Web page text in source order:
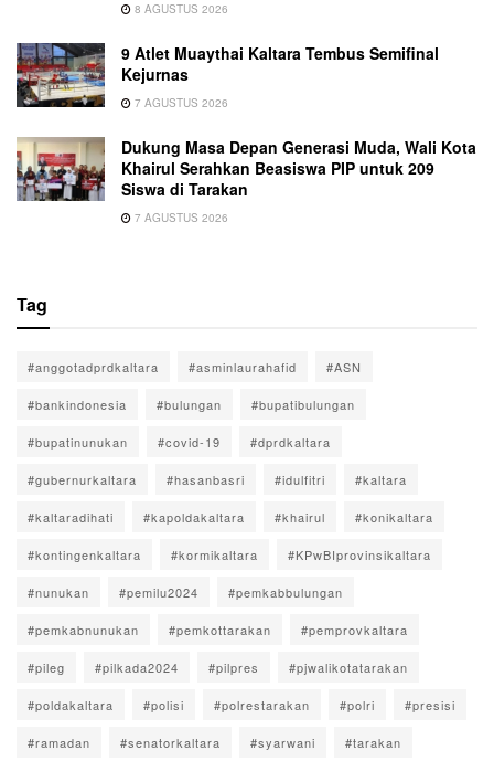
8 AGUSTUS 2026
9 Atlet Muaythai Kaltara Tembus Semifinal
Kejurnas
7 AGUSTUS 2026
Dukung Masa Depan Generasi Muda, Wali Kota
Khairul Serahkan Beasiswa PIP untuk 209
Siswa di Tarakan
7 AGUSTUS 2026
Tag
#anggotadprdkaltara #asminlaurahafid #ASN
#bankindonesia #bulungan #bupatibulungan
#bupatinunukan #covid-19 #dprdkaltara
#gubernurkaltara #hasanbasri #idulfitri #kaltara
#kaltaradihati #kapoldakaltara #khairul #konikaltara
#kontingenkaltara #kormikaltara #KPwBIprovinsikaltara
#nunukan #pemilu2024 #pemkabbulungan
#pemkabnunukan #pemkottarakan #pemprovkaltara
#pileg #pilkada2024 #pilpres #pjwalikotatarakan
#poldakaltara #polisi #polrestarakan #polri #presisi
#ramadan #senatorkaltara #syarwani #tarakan